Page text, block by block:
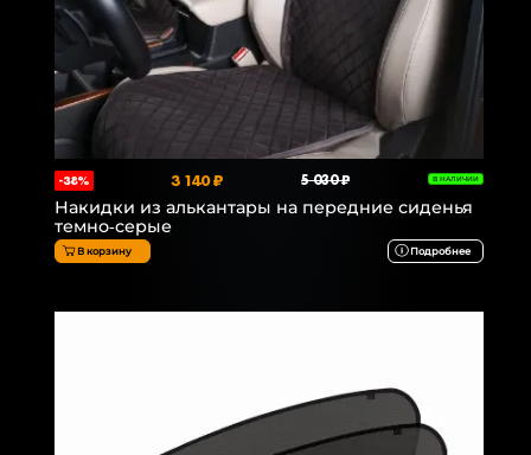
-38% 3 140 ₽ 5 030 ₽ В НАЛИЧИИ
Накидки из алькантары на передние сиденья
темно-серые
В корзину Подробнее